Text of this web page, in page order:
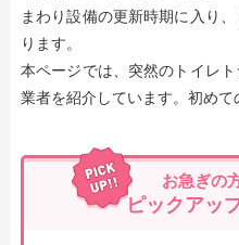
まわり設備の更新時期に入り
ります。
本ページでは、突然のトイレ
業者を紹介しています。初めて
お急ぎの
ピックアッ